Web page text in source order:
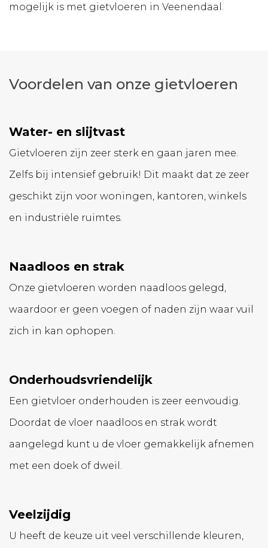
mogelijk is met gietvloeren in Veenendaal.
Voordelen van onze gietvloeren
Water- en slijtvast
Gietvloeren zijn zeer sterk en gaan jaren mee.
Zelfs bij intensief gebruik! Dit maakt dat ze zeer
geschikt zijn voor woningen, kantoren, winkels
en industriële ruimtes.
Naadloos en strak
Onze gietvloeren worden naadloos gelegd,
waardoor er geen voegen of naden zijn waar vuil
zich in kan ophopen.
Onderhoudsvriendelijk
Een gietvloer onderhouden is zeer eenvoudig.
Doordat de vloer naadloos en strak wordt
aangelegd kunt u de vloer gemakkelijk afnemen
met een doek of dweil.
Veelzijdig
U heeft de keuze uit veel verschillende kleuren,